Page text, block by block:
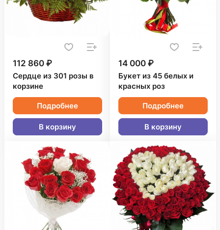
112 860 ₽
Сердце из 301 розы в
корзине
Подробнее
В корзину
14 000 ₽
Букет из 45 белых и
красных роз
Подробнее
В корзину